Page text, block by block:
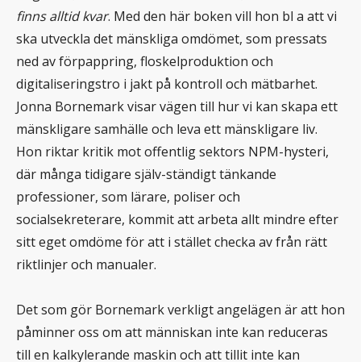
finns alltid kvar. Med den här boken vill hon bl a att vi
ska utveckla det mänskliga omdömet, som pressats
ned av förpappring, floskelproduktion och
digitaliseringstro i jakt på kontroll och mätbarhet.
Jonna Bornemark visar vägen till hur vi kan skapa ett
mänskligare samhälle och leva ett mänskligare liv.
Hon riktar kritik mot offentlig sektors NPM-hysteri,
där många tidigare själv-ständigt tänkande
professioner, som lärare, poliser och
socialsekreterare, kommit att arbeta allt mindre efter
sitt eget omdöme för att i stället checka av från rätt
riktlinjer och manualer.
Det som gör Bornemark verkligt angelägen är att hon
påminner oss om att människan inte kan reduceras
till en kalkylerande maskin och att tillit inte kan